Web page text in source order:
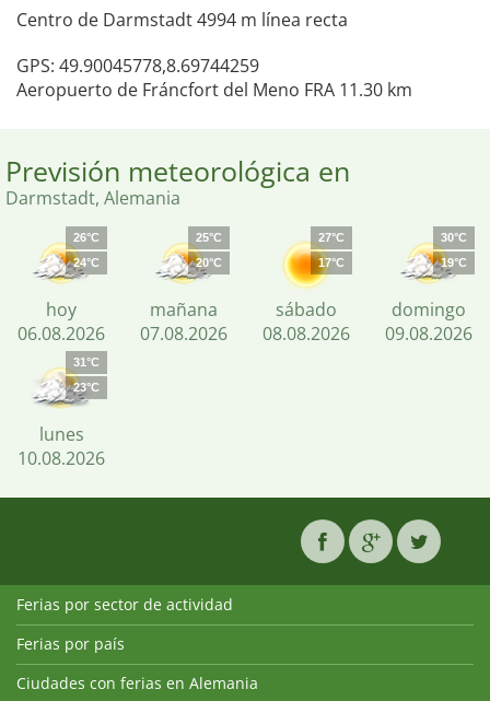
Centro de Darmstadt 4994 m línea recta
GPS: 49.90045778,8.69744259
Aeropuerto de Fráncfort del Meno FRA 11.30 km
Previsión meteorológica en
Darmstadt, Alemania
26°C
24°C
hoy
06.08.2026
25°C
20°C
mañana
07.08.2026
27°C
17°C
sábado
08.08.2026
30°C
19°C
domingo
09.08.2026
31°C
23°C
lunes
10.08.2026
Ferias por sector de actividad
Ferias por país
Ciudades con ferias en Alemania